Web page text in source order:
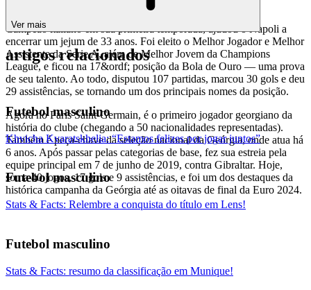
Campeão italiano em sua primeira temporada, ajudou o Napoli a
encerrar um jejum de 33 anos. Foi eleito o Melhor Jogador e Melhor
Assistente da Serie A, além de Melhor Jovem da Champions
League, e ficou na 17&ordf; posição da Bola de Ouro — uma prova
de seu talento. Ao todo, disputou 107 partidas, marcou 30 gols e deu
29 assistências, se tornando um dos principais nomes da posição.
Agora no Paris Saint-Germain, é o primeiro jogador georgiano da
história do clube (chegando a 50 nacionalidades representadas).
Também é peça-chave da seleção nacional da Geórgia, onde atua há
6 anos. Após passar pelas categorias de base, fez sua estreia pela
equipe principal em 7 de junho de 2019, contra Gibraltar. Hoje,
soma 40 jogos, 17 gols e 9 assistências, e foi um dos destaques da
histórica campanha da Geórgia até as oitavas de final da Euro 2024.
Ver mais
artigos relacionados
Futebol masculino
Khvicha Kvaratskhelia: “Estamos felizes por jogar juntos”
Futebol masculino
Stats & Facts: Relembre a conquista do título em Lens!
Futebol masculino
Stats & Facts: resumo da classificação em Munique!